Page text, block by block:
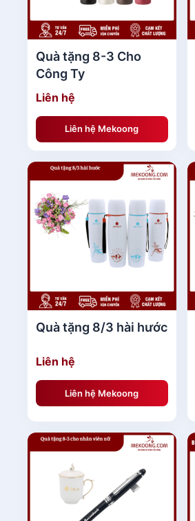
Quà tặng 8-3 Cho
Công Ty
Liên hệ
Liên hệ Mekoong
Quà tặng 8/3 hài hước
Liên hệ
Liên hệ Mekoong